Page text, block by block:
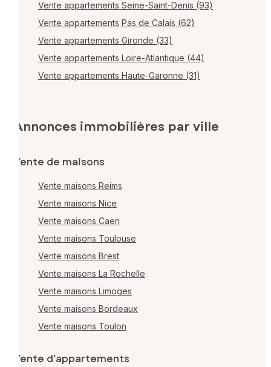
Vente appartements Seine-Saint-Denis (93)
Vente appartements Pas de Calais (62)
Vente appartements Gironde (33)
Vente appartements Loire-Atlantique (44)
Vente appartements Haute-Garonne (31)
Annonces immobilières par ville
Vente de maisons
Vente maisons Reims
Vente maisons Nice
Vente maisons Caen
Vente maisons Toulouse
Vente maisons Brest
Vente maisons La Rochelle
Vente maisons Limoges
Vente maisons Bordeaux
Vente maisons Toulon
Vente d'appartements